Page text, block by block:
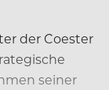
der Coester
seiner